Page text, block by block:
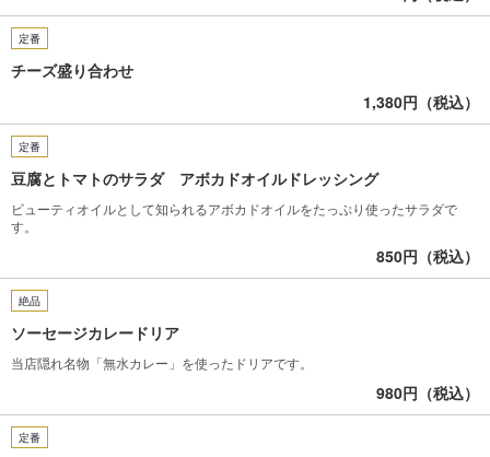
定番
チーズ盛り合わせ
1,380円（税込）
定番
豆腐とトマトのサラダ アボカドオイルドレッシング
ビューティオイルとして知られるアボカドオイルをたっぷり使ったサラダで
す。
850円（税込）
絶品
ソーセージカレードリア
当店隠れ名物「無水カレー」を使ったドリアです。
980円（税込）
定番